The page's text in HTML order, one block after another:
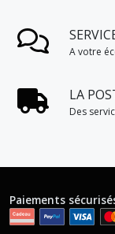
A votre
LA
Des
Paiements